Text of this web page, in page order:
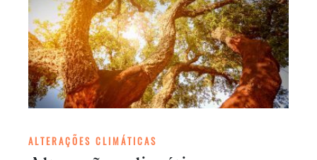
ALTERAÇÕES CLIMÁTICAS